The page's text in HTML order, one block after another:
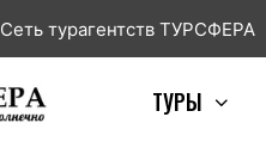
Сеть турагентств ТУРСФЕРА
ТУРЫ